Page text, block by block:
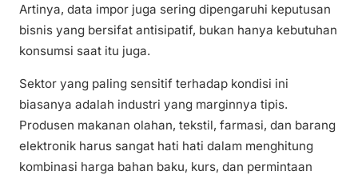
Artinya, data impor juga sering dipengaruhi keputusan
bisnis yang bersifat antisipatif, bukan hanya kebutuhan
konsumsi saat itu juga.
Sektor yang paling sensitif terhadap kondisi ini
biasanya adalah industri yang marginnya tipis.
Produsen makanan olahan, tekstil, farmasi, dan barang
elektronik harus sangat hati hati dalam menghitung
kombinasi harga bahan baku, kurs, dan permintaan